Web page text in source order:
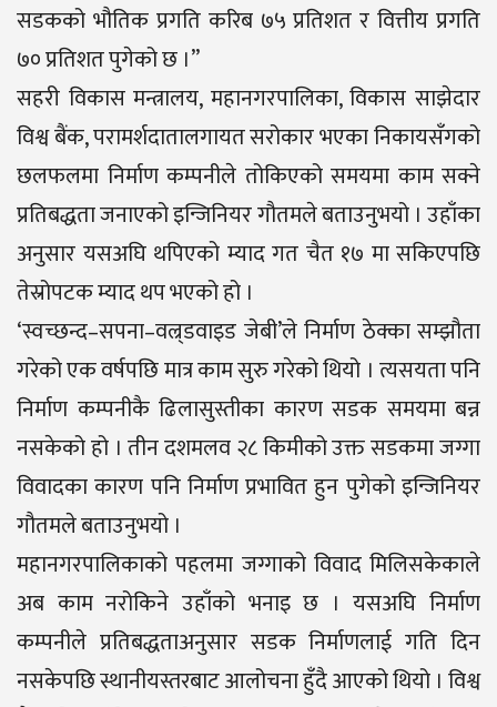
सडकको भौतिक प्रगति करिब ७५ प्रतिशत र वित्तीय प्रगति
७० प्रतिशत पुगेको छ ।”
सहरी विकास मन्त्रालय, महानगरपालिका, विकास साझेदार
विश्व बैंक, परामर्शदातालगायत सरोकार भएका निकायसँगको
छलफलमा निर्माण कम्पनीले तोकिएको समयमा काम सक्ने
प्रतिबद्धता जनाएको इन्जिनियर गौतमले बताउनुभयो । उहाँका
अनुसार यसअघि थपिएको म्याद गत चैत १७ मा सकिएपछि
तेस्रोपटक म्याद थप भएको हो ।
‘स्वच्छन्द–सपना–वल्र्डवाइड जेबी’ले निर्माण ठेक्का सम्झौता
गरेको एक वर्षपछि मात्र काम सुरु गरेको थियो । त्यसयता पनि
निर्माण कम्पनीकै ढिलासुस्तीका कारण सडक समयमा बन्न
नसकेको हो । तीन दशमलव २८ किमीको उक्त सडकमा जग्गा
विवादका कारण पनि निर्माण प्रभावित हुन पुगेको इन्जिनियर
गौतमले बताउनुभयो ।
महानगरपालिकाको पहलमा जग्गाको विवाद मिलिसकेकाले
अब काम नरोकिने उहाँको भनाइ छ । यसअघि निर्माण
कम्पनीले प्रतिबद्धताअनुसार सडक निर्माणलाई गति दिन
नसकेपछि स्थानीयस्तरबाट आलोचना हुँदै आएको थियो । विश्व